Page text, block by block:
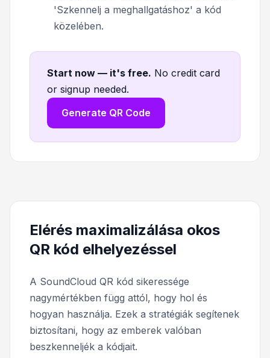
'Szkennelj a meghallgatáshoz' a kód
közelében.
Start now — it's free. No credit card
or signup needed.
Generate QR Code
Elérés maximalizálása okos
QR kód elhelyezéssel
A SoundCloud QR kód sikeressége
nagymértékben függ attól, hogy hol és
hogyan használja. Ezek a stratégiák segítenek
biztosítani, hogy az emberek valóban
beszkenneljék a kódjait.